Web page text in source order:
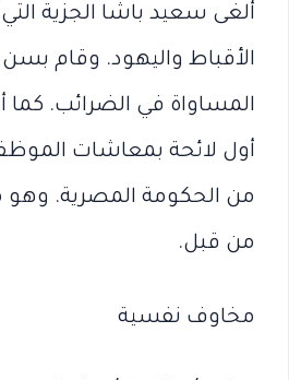
ألغى سعيد باشا الجزية
الأقباط واليهود. وقام
المساواة في الضرائب. كما
أول لائحة بمعاشات
من الحكومة المصرية. وهو
من قبل.
مخاوف نفسية